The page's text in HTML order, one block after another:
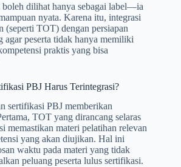
dilihat hanya sebagai label—ia
nyata. Karena itu, integrasi
(seperti TOT) dengan persiapan
agar peserta tidak hanya memiliki
praktis yang bisa
PBJ Harus Terintegrasi?
sertifikasi PBJ memberikan
TOT yang dirancang selaras
memastikan materi pelatihan relevan
yang akan diujikan. Hal ini
waktu pada materi yang tidak
peluang peserta lulus sertifikasi.